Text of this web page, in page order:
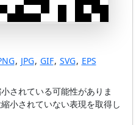
, JPG, GIF, SVG, EPS
されている可能性がありま
小されていない表現を取得し